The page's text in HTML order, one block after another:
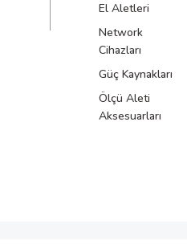
El Aletleri
Network
Cihazları
Güç Kaynakları
Ölçü Aleti
Aksesuarları